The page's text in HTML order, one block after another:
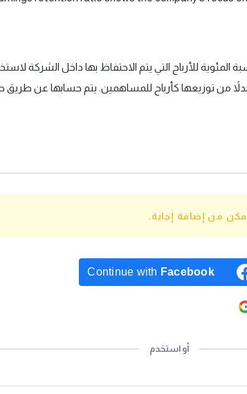
المئوية للأرباح التي يتم الاحتفاظ بها داخل الشركة
بدلاً من توزيعها كأرباح للمساهمين. يتم حسابها عن
من إضافة إجابة.
Continue with Facebook
أو استخدم